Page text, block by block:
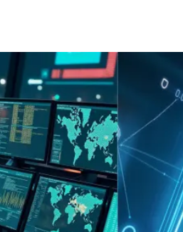
Pet Malzemeleri